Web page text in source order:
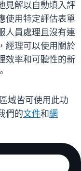
見解以自動填入評
使用特定評估表單
人員處理且沒有連
經理可以使用關於
效率和可聽性的新
域皆可使用此功
們的文件和網